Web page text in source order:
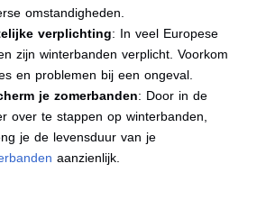
omstandigheden.
verplichting: In veel Europese
zijn winterbanden verplicht. Voorkom
en problemen bij een ongeval.
je zomerbanden: Door in de
over te stappen op winterbanden,
je de levensduur van je
aanzienlijk.